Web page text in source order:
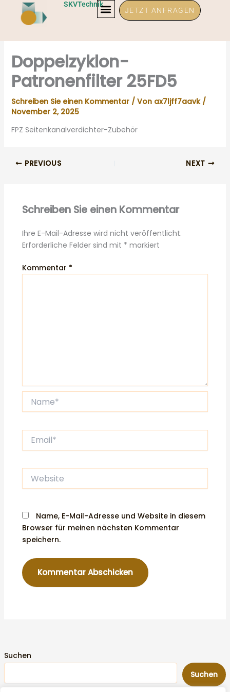
SKVTechnik
JETZT ANFRAGEN
Suchen
Suchen
Doppelzyklon-
Patronenfilter 25FD5
Schreiben Sie einen Kommentar / Von ax7ljff7aavk /
November 2, 2025
FPZ Seitenkanalverdichter-Zubehör
PREVIOUS NEXT
Schreiben Sie einen Kommentar
Ihre E-Mail-Adresse wird nicht veröffentlicht.
Erforderliche Felder sind mit * markiert
Kommentar *
Website
Name, E-Mail-Adresse und Website in diesem
Browser für meinen nächsten Kommentar
speichern.